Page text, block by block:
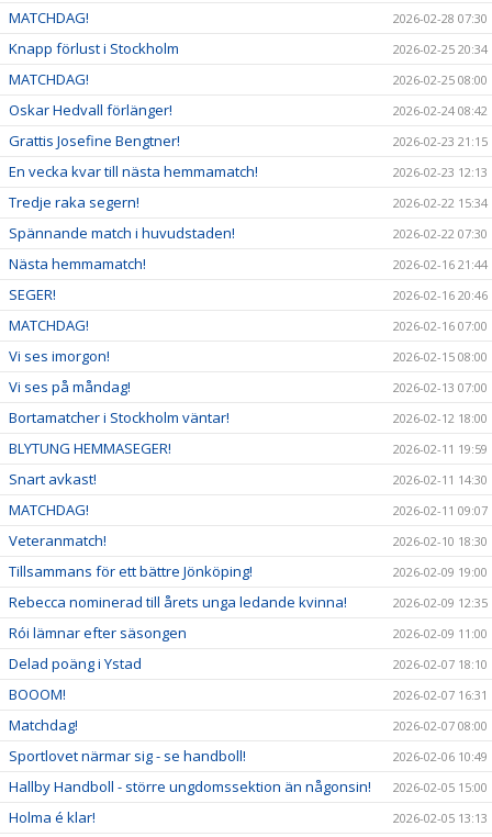
MATCHDAG! 2026-02-28 07:30
Knapp förlust i Stockholm 2026-02-25 20:34
MATCHDAG! 2026-02-25 08:00
Oskar Hedvall förlänger! 2026-02-24 08:42
Grattis Josefine Bengtner! 2026-02-23 21:15
En vecka kvar till nästa hemmamatch! 2026-02-23 12:13
Tredje raka segern! 2026-02-22 15:34
Spännande match i huvudstaden! 2026-02-22 07:30
Nästa hemmamatch! 2026-02-16 21:44
SEGER! 2026-02-16 20:46
MATCHDAG! 2026-02-16 07:00
Vi ses imorgon! 2026-02-15 08:00
Vi ses på måndag! 2026-02-13 07:00
Bortamatcher i Stockholm väntar! 2026-02-12 18:00
BLYTUNG HEMMASEGER! 2026-02-11 19:59
Snart avkast! 2026-02-11 14:30
MATCHDAG! 2026-02-11 09:07
Veteranmatch! 2026-02-10 18:30
Tillsammans för ett bättre Jönköping! 2026-02-09 19:00
Rebecca nominerad till årets unga ledande kvinna! 2026-02-09 12:35
Rói lämnar efter säsongen 2026-02-09 11:00
Delad poäng i Ystad 2026-02-07 18:10
BOOOM! 2026-02-07 16:31
Matchdag! 2026-02-07 08:00
Sportlovet närmar sig - se handboll! 2026-02-06 10:49
Hallby Handboll - större ungdomssektion än någonsin! 2026-02-05 15:00
Holma é klar! 2026-02-05 13:13